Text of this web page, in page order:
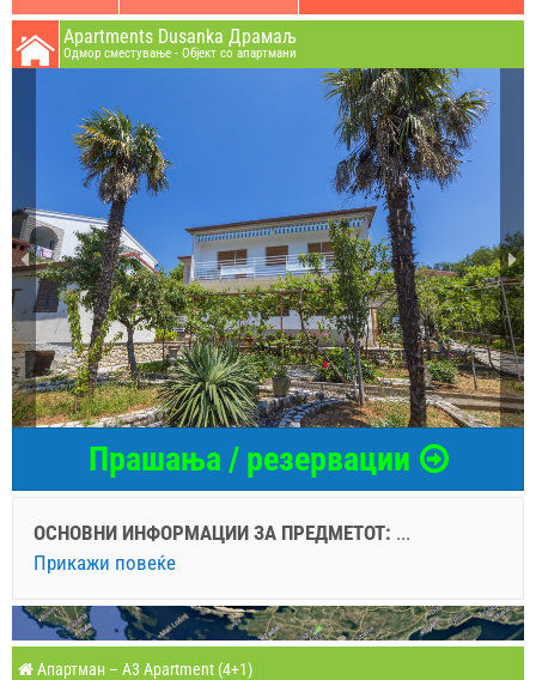
Apartments Dusanka Драмаљ
Oдмор сместување - Објект со апартмани
Прашања / резервации
ОСНОВНИ ИНФОРМАЦИИ ЗА ПРЕДМЕТОТ: ...
Прикажи повеќе
Апартман – A3 Apartment (4+1)